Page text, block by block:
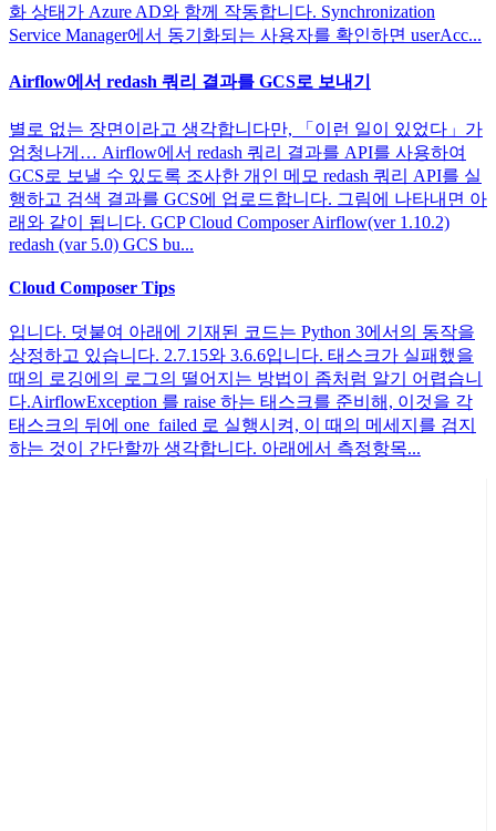
화 상태가 Azure AD와 함께 작동합니다. Synchronization
Service Manager에서 동기화되는 사용자를 확인하면 userAcc...
Airflow에서 redash 쿼리 결과를 GCS로 보내기
별로 없는 장면이라고 생각합니다만, 「이런 일이 있었다」가
엄청나게… Airflow에서 redash 쿼리 결과를 API를 사용하여
GCS로 보낼 수 있도록 조사한 개인 메모 redash 쿼리 API를 실
행하고 검색 결과를 GCS에 업로드합니다. 그림에 나타내면 아
래와 같이 됩니다. GCP Cloud Composer Airflow(ver 1.10.2)
redash (var 5.0) GCS bu...
Cloud Composer Tips
입니다. 덧붙여 아래에 기재된 코드는 Python 3에서의 동작을
상정하고 있습니다. 2.7.15와 3.6.6입니다. 태스크가 실패했을
때의 로깅에의 로그의 떨어지는 방법이 좀처럼 알기 어렵습니
다.AirflowException 를 raise 하는 태스크를 준비해, 이것을 각
태스크의 뒤에 one_failed 로 실행시켜, 이 때의 메세지를 검지
하는 것이 간단할까 생각합니다. 아래에서 측정항목...